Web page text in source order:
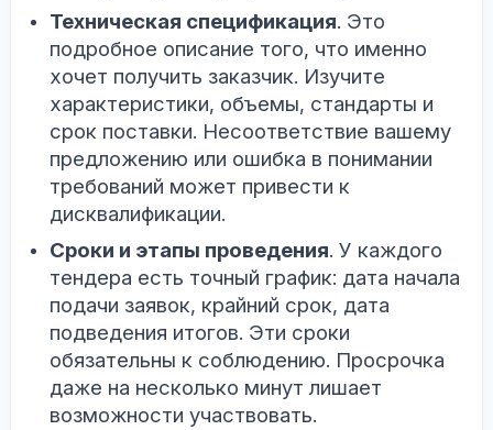
Техническая спецификация. Это
подробное описание того, что именно
хочет получить заказчик. Изучите
характеристики, объемы, стандарты и
срок поставки. Несоответствие вашему
предложению или ошибка в понимании
требований может привести к
дисквалификации.
Сроки и этапы проведения. У каждого
тендера есть точный график: дата начала
подачи заявок, крайний срок, дата
подведения итогов. Эти сроки
обязательны к соблюдению. Просрочка
даже на несколько минут лишает
возможности участвовать.